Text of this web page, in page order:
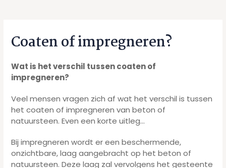
Coaten of impregneren?
Wat is het verschil tussen coaten of
impregneren?
Veel mensen vragen zich af wat het verschil is tussen
het coaten of impregneren van beton of
natuursteen. Even een korte uitleg…
Bij impregneren wordt er een beschermende,
onzichtbare, laag aangebracht op het beton of
natuursteen. Deze laag zal vervolgens het gesteente